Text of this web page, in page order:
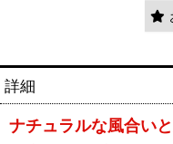
詳細
ナチュラルな風合い